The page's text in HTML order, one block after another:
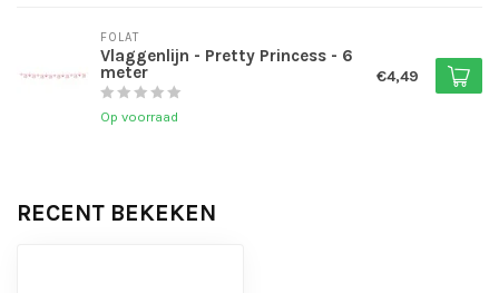
FOLAT
Vlaggenlijn - Pretty Princess - 6
meter
Op voorraad
€4,49
RECENT BEKEKEN